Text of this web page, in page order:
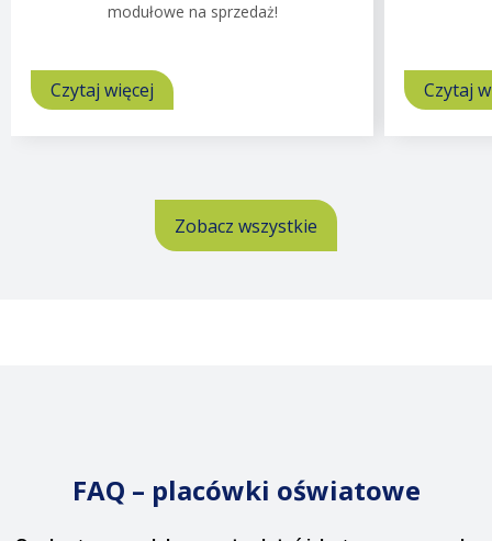
modułowe na sprzedaż!
Czytaj więcej
Biura
Czytaj
Zobacz wszystkie
FAQ – placówki oświatowe